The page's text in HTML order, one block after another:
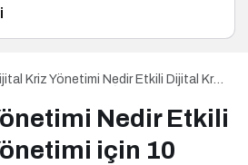
Kriz Yönetimi Nedir Etkili Dijital Kriz
Nedir Etkili
için 10